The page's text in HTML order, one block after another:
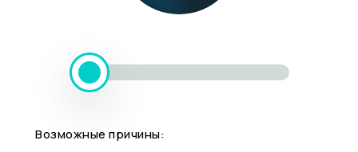
Возможные причины: